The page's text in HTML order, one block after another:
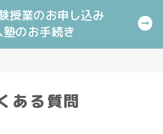
授業のお申し込み
塾のお手続き
ある質問